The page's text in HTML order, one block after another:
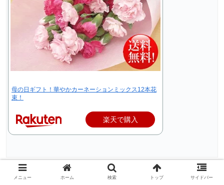
母の日ギフト！華やかカーネーションミックス12本花
束！
楽天で購入
スポンサーリンク
メニュー ホーム 検索 トップ サイドバー